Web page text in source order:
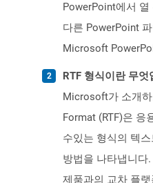
PowerPoint에서 열
다른 PowerPoint
Microsoft
RTF 형식이란 무엇
Microsoft가 소개
Format (RTF)은 응
수있는 형식의 텍
방법을 나타냅니
제품과의 교차 플